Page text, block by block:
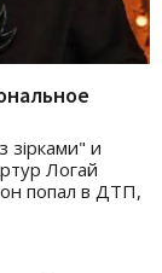
зірками" и
Логай
попал в ДТП,